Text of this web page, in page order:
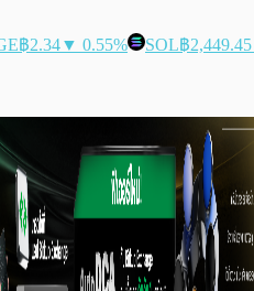
฿2.34▼ 0.55% SOL฿2,449.45